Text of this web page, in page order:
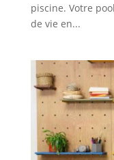
piscine. Votre
de vie en...